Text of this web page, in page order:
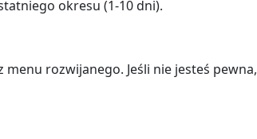
okresu (1-10 dni).
rozwijanego. Jeśli nie jesteś pewna,